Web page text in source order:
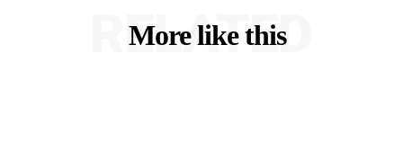
More like this
RELATED